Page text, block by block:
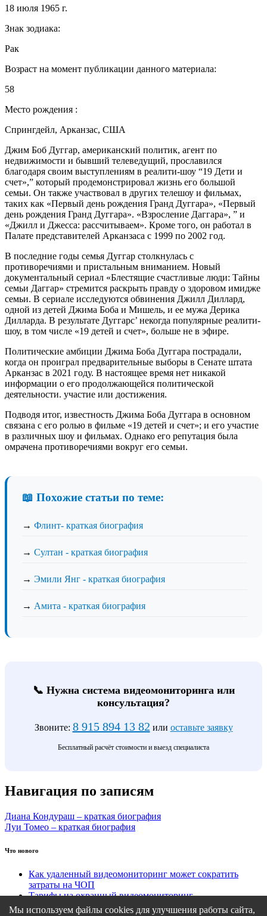
18 июля 1965 г.
Знак зодиака:
Рак
Возраст на момент публикации данного материала:
58
Место рождения :
Спрингдейл, Арканзас, США
Джим Боб Дуггар, американский политик, агент по
недвижимости и бывший телеведущий, прославился
благодаря своим выступлениям в реалити-шоу “19 Дети и
счет»,” который продемонстрировал жизнь его большой
семьи. Он также участвовал в других телешоу и фильмах,
таких как «Первый день рождения Гранд Дуггара», «Первый
день рождения Гранд Дуггара». «Взросление Даггара», ” и
«Джилл и Джесса: рассчитываем». Кроме того, он работал в
Палате представителей Арканзаса с 1999 по 2002 год.
В последние годы семья Дуггар столкнулась с
противоречиями и пристальным вниманием. Новый
документальный сериал «Блестящие счастливые люди: Тайны
семьи Даггар» стремится раскрыть правду о здоровом имидже
семьи. В сериале исследуются обвинения Джилл Диллард,
одной из детей Джима Боба и Мишель, и ее мужа Дерика
Дилларда. В результате Дуггарс’ некогда популярные реалити-
шоу, в том числе «19 детей и счет», больше не в эфире.
Политические амбиции Джима Боба Дуггара пострадали,
когда он проиграл предварительные выборы в Сенате штата
Арканзас в 2021 году. В настоящее время нет никакой
информации о его продолжающейся политической
деятельности. участие или достижения.
Подводя итог, известность Джима Боба Дуггара в основном
связана с его ролью в фильме «19 детей и счет»; и его участие
в различных шоу и фильмах. Однако его репутация была
омрачена противоречиями вокруг его семьи.
📖 Похожие статьи по теме:
→ Флинт- краткая биография
→ Султан - краткая биография
→ Эмили Янг - краткая биография
→ Амита - краткая биография
📞 Нужна система видеомониторинга или
консультация?
Звоните: 8 915 894 13 82 или оставьте заявку
Бесплатный расчёт стоимости и выезд специалиста
Навигация по записям
Диана Кондураш – краткая биография
Луи Томео – краткая биография
Что нового
Как удаленный видеомониторинг может сократить
затраты на ЧОП
Тарифы на охранный видеомониторинг
Этапы подключения удаленного видеомониторинга
Мы используем файлы cookies для улучшения работы сайта,